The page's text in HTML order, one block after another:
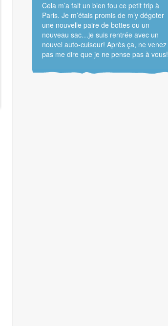
Cela m’a fait un bien fou ce petit trip à
Paris. Je m’étais promis de m’y dégoter
une nouvelle paire de bottes ou un
nouveau sac…je suis rentrée avec un
nouvel auto-cuiseur! Après ça, ne venez
pas me dire que je ne pense pas à vous!